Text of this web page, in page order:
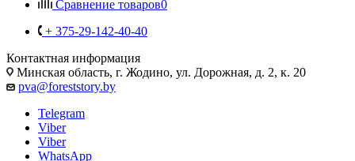
Сравнение товаров0
+ 375-29-142-40-40
Контактная информация
Минская область, г. Жодино, ул. Дорожная, д. 2, к. 20
pva@foreststory.by
Telegram
Viber
Viber
WhatsApp